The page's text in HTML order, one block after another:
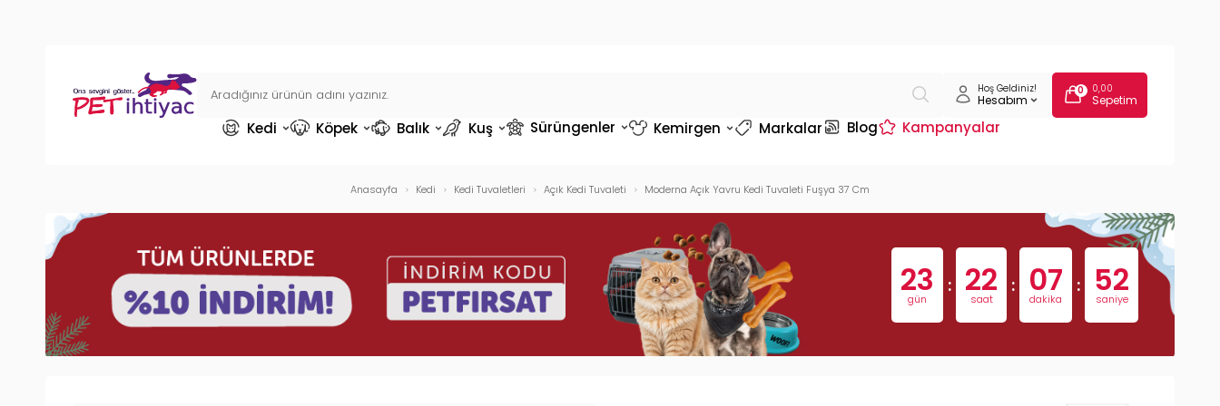
Hoş Geldiniz!
Hesabım
0 0,00
Sepetim
Kedi Köpek Balık Kuş Sürüngenler Kemirgen Markalar Blog Kampanyalar
Anasayfa Kedi Kedi Tuvaletleri Açık Kedi Tuvaleti Moderna Açık Yavru Kedi Tuvaleti Fuşya 37 Cm
23
gün
: 22
saat
: 07
dakika
: 51
saniye